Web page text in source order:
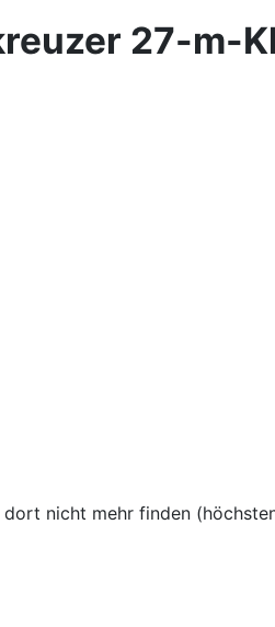
27-m-
nicht mehr finden